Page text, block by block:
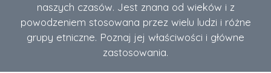
naszych czasów. Jest znana od wieków i z
powodzeniem stosowana przez wielu ludzi i różne
grupy etniczne. Poznaj jej właściwości i główne
zastosowania.